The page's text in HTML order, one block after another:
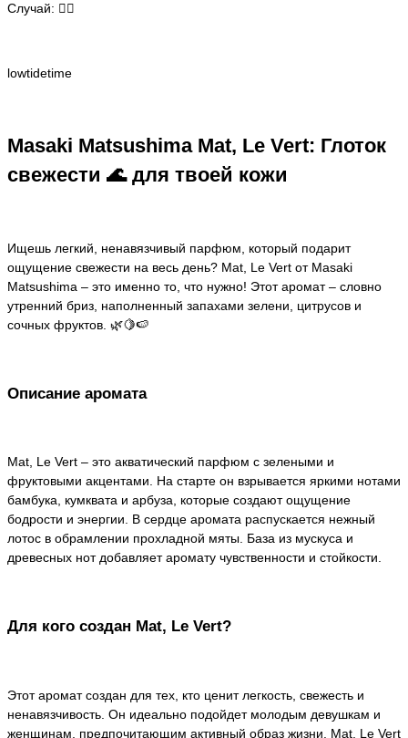
Случай: 🧘‍♀️
lowtidetime
Masaki Matsushima Mat, Le Vert: Глоток
свежести 🌊 для твоей кожи
Ищешь легкий, ненавязчивый парфюм, который подарит
ощущение свежести на весь день? Mat, Le Vert от Masaki
Matsushima – это именно то, что нужно! Этот аромат – словно
утренний бриз, наполненный запахами зелени, цитрусов и
сочных фруктов. 🌿🍋🍉
Описание аромата
Mat, Le Vert – это акватический парфюм с зелеными и
фруктовыми акцентами. На старте он взрывается яркими нотами
бамбука, кумквата и арбуза, которые создают ощущение
бодрости и энергии. В сердце аромата распускается нежный
лотос в обрамлении прохладной мяты. База из мускуса и
древесных нот добавляет аромату чувственности и стойкости.
Для кого создан Mat, Le Vert?
Этот аромат создан для тех, кто ценит легкость, свежесть и
ненавязчивость. Он идеально подойдет молодым девушкам и
женщинам, предпочитающим активный образ жизни. Mat, Le Vert